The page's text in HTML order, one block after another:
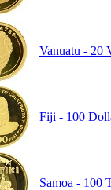
Vanuatu - 20
Fiji - 100
Samoa - 100